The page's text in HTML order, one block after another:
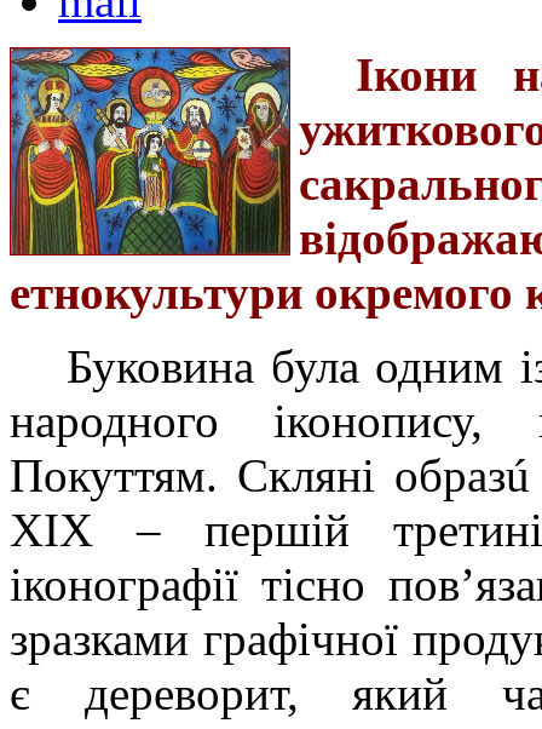
Ікони
етнокультури окремого
Буковина була одним
народного
Покуттям. Скляні
XIX– першій
іконографії тісно
зразками графічної
є дереворит, який